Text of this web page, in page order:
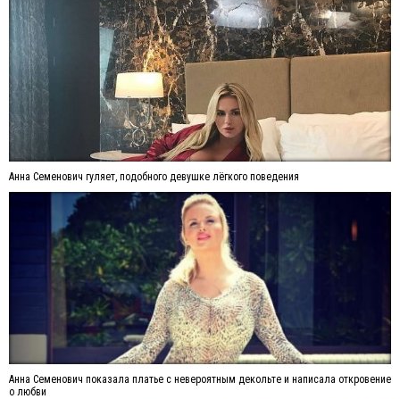
Анна Семенович гуляет, подобного девушке лёгкого поведения
Анна Семенович показала платье с невероятным декольте и написала откровение
о любви